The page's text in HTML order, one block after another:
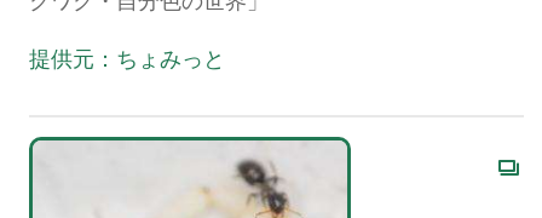
提供元：ちょみっと